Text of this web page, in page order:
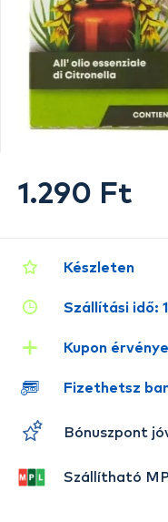
Készleten
Szállítási idő:
Kupon
Fizethetsz
Bónuszpont
Szállítható
1.290 Ft